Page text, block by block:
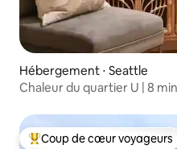
Hébergement ⋅ Seattle
Chaleur du quartier U | 8
Coups de cœur voyageurs
Coup de cœur voyageurs